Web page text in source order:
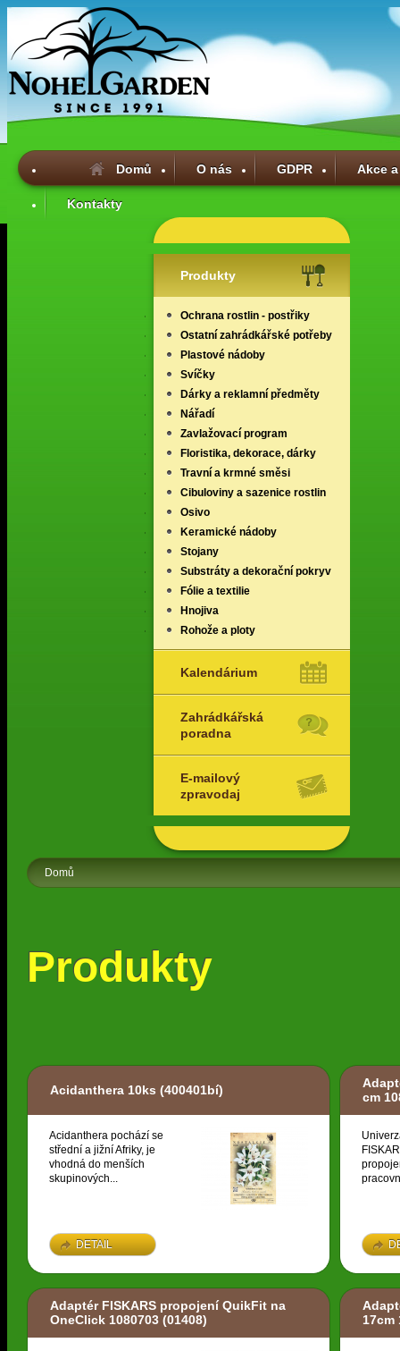
Domů O nás GDPR Akce
Kontakty
Produkty
Ochrana rostlin - postřiky
Ostatní zahrádkářské potřeby
Plastové nádoby
Svíčky
Dárky a reklamní předměty
Nářadí
Zavlažovací program
Floristika, dekorace, dárky
Travní a krmné směsi
Cibuloviny a sazenice rostlin
Osivo
Keramické nádoby
Stojany
Substráty a dekorační pokryv
Fólie a textilie
Hnojiva
Rohože a ploty
Kalendárium
Zahrádkářská
poradna
E-mailový
zpravodaj
Domů
Produkty
Acidanthera 10ks (400401bí)
Acidanthera pochází se
střední a jižní Afriky, je
vhodná do menších
skupinových...
DETAIL
cm
Adaptér FISKARS propojení QuikFit na
OneClick 1080703 (01408)
17cm